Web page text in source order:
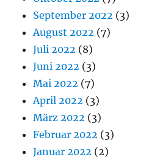
September 2022 (3)
August 2022 (7)
Juli 2022 (8)
Juni 2022 (3)
Mai 2022 (7)
April 2022 (3)
März 2022 (3)
Februar 2022 (3)
Januar 2022 (2)